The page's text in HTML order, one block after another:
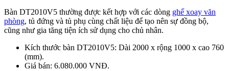
Bàn DT2010V5 thường được kết hợp với các dòng ghế xoay văn
phòng, tủ đứng và tủ phụ cùng chất liệu để tạo nên sự đồng bộ,
cũng như gia tăng tiện ích sử dụng cho chủ nhân.
Kích thước bàn DT2010V5: Dài 2000 x rộng 1000 x cao 760
(mm).
Giá bán: 6.080.000 VNĐ.